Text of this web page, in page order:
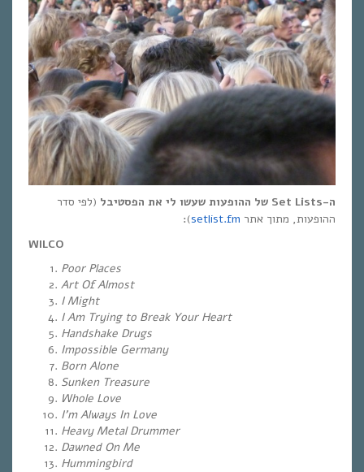
ה-Set Lists של ההופעות שעשו לי את הפסטיבל (לפי סדר
ההופעות, מתוך אתר setlist.fm
)
:
WILCO
Poor Places
Art Of Almost
I Might
I Am Trying to Break Your Heart
Handshake Drugs
Impossible Germany
Born Alone
Sunken Treasure
Whole Love
I’m Always In Love
Heavy Metal Drummer
Dawned On Me
Hummingbird